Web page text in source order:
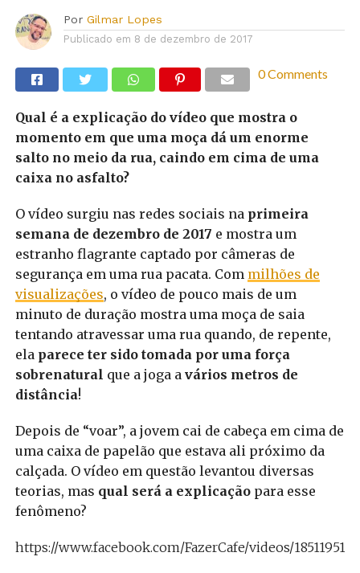
Por Gilmar Lopes
Publicado em 8 de dezembro de 2017
0 Comments
Qual é a explicação do vídeo que mostra o
momento em que uma moça dá um enorme
salto no meio da rua, caindo em cima de uma
caixa no asfalto?
O vídeo surgiu nas redes sociais na primeira
semana de dezembro de 2017 e mostra um
estranho flagrante captado por câmeras de
segurança em uma rua pacata. Com milhões de
visualizações, o vídeo de pouco mais de um
minuto de duração mostra uma moça de saia
tentando atravessar uma rua quando, de repente,
ela parece ter sido tomada por uma força
sobrenatural que a joga a vários metros de
distância!
Depois de “voar”, a jovem cai de cabeça em cima de
uma caixa de papelão que estava ali próximo da
calçada. O vídeo em questão levantou diversas
teorias, mas qual será a explicaçãopara esse
fenômeno?
https://www.facebook.com/FazerCafe/videos/